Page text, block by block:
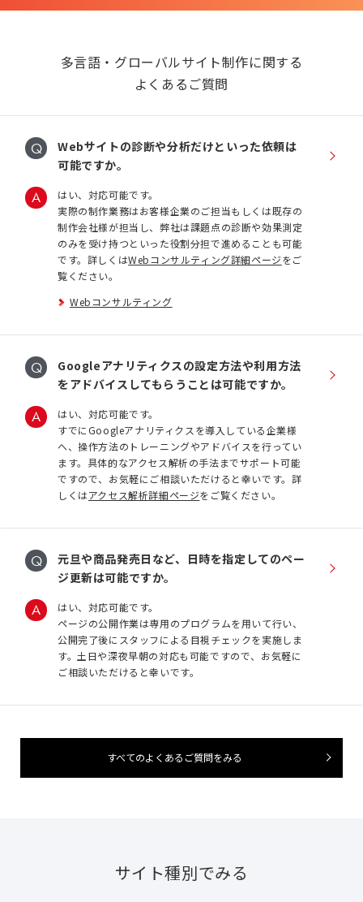
多言語・グローバルサイト制作に関する
よくあるご質問
Webサイトの診断や分析だけといった依頼は
可能ですか。
はい、対応可能です。
実際の制作業務はお客様企業のご担当もしくは既存の
制作会社様が担当し、弊社は課題点の診断や効果測定
のみを受け持つといった役割分担で進めることも可能
です。詳しくはWebコンサルティング詳細ページをご
覧ください。
Webコンサルティング
Googleアナリティクスの設定方法や利用方法
をアドバイスしてもらうことは可能ですか。
はい、対応可能です。
すでにGoogleアナリティクスを導入している企業様
へ、操作方法のトレーニングやアドバイスを行ってい
ます。具体的なアクセス解析の手法までサポート可能
ですので、お気軽にご相談いただけると幸いです。詳
しくはアクセス解析詳細ページをご覧ください。
元旦や商品発売日など、日時を指定してのペー
ジ更新は可能ですか。
はい、対応可能です。
ページの公開作業は専用のプログラムを用いて行い、
公開完了後にスタッフによる目視チェックを実施しま
す。土日や深夜早朝の対応も可能ですので、お気軽に
ご相談いただけると幸いです。
すべてのよくあるご質問をみる
サイト種別でみる